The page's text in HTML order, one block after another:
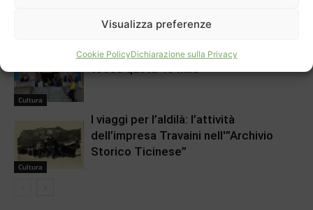
Visualizza preferenze
Cookie PolicyDichiarazione sulla Privacy
Cultura
Centro Culturale Chiasso, il pubblico
Cultura
I viaggi per l’aldilà: l’attività
dell’impresa Travaini nell'”Archivio
Storico Ticinese”